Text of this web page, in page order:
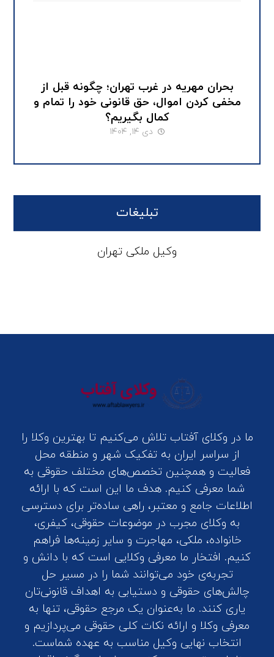
بحران مهریه در غرب تهران؛ چگونه قبل از
مخفی کردن اموال، حق قانونی خود را تمام و
کمال بگیریم؟
دی ۱۴, ۱۴۰۴
تبلیغات
وکیل ملکی تهران
ما در وکلای آفتاب تلاش می‌کنیم تا بهترین وکلا را
از سراسر ایران به تفکیک شهر و منطقه محل
فعالیت و همچنین تخصص‌های مختلف حقوقی به
شما معرفی کنیم. هدف ما این است که با ارائه
اطلاعات جامع و معتبر، راهی ساده‌تر برای دسترسی
به وکلای مجرب در موضوعات حقوقی، کیفری،
خانواده، ملکی، مهاجرت و سایر زمینه‌ها فراهم
کنیم. افتخار ما معرفی وکلایی است که با دانش و
تجربه‌ی خود می‌توانند شما را در مسیر حل
چالش‌های حقوقی و دستیابی به اهداف قانونی‌تان
یاری کنند. ما به‌عنوان یک مرجع حقوقی، تنها به
معرفی وکلا و ارائه نکات کلی حقوقی می‌پردازیم و
انتخاب نهایی وکیل مناسب به عهده شماست.